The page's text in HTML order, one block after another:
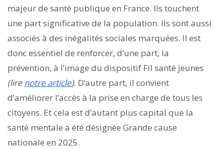
majeur de santé publique en France. Ils touchent
une part significative de la population. Ils sont aussi
associés à des inégalités sociales marquées. Il est
donc essentiel de renforcer, d’une part, la
prévention, à l’image du dispositif Fil santé jeunes
(lire notre article). D’autre part, il convient
d’améliorer l’accès à la prise en charge de tous les
citoyens. Et cela est d’autant plus capital que la
santé mentale a été désignée Grande cause
nationale en 2025.